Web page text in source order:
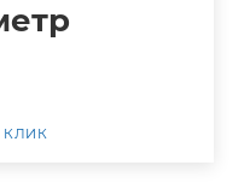
КЛИК